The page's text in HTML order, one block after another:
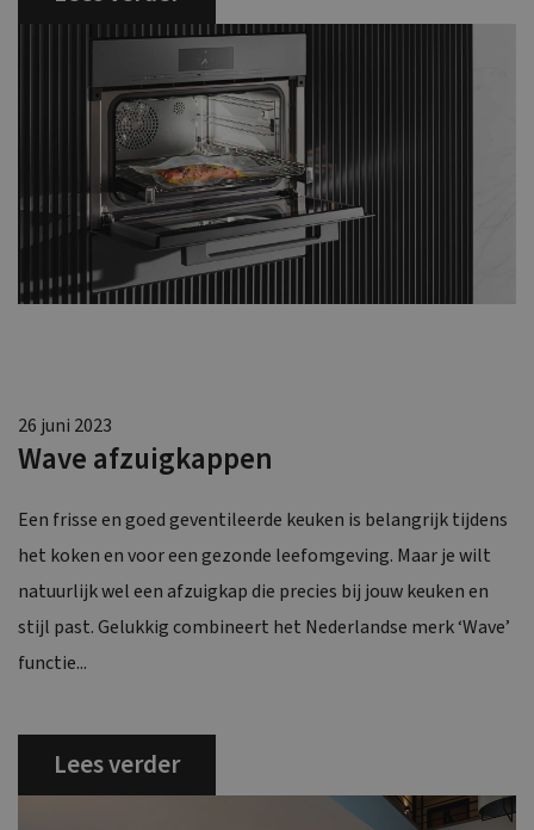
26 juni 2023
Wave afzuigkappen
Een frisse en goed geventileerde keuken is belangrijk tijdens
het koken en voor een gezonde leefomgeving. Maar je wilt
natuurlijk wel een afzuigkap die precies bij jouw keuken en
stijl past. Gelukkig combineert het Nederlandse merk ‘Wave’
functie...
Lees verder